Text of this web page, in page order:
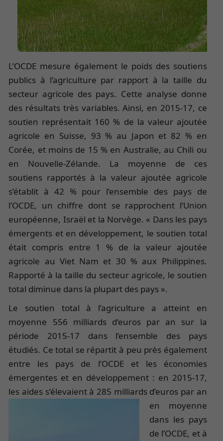
L’OCDE mesure également le poids des soutiens
publics à l’agriculture par rapport à la taille du
secteur agricole des pays. Cette analyse donne
des résultats très variables. Ainsi, en 2015-17, ce
soutien représentait 160 % de la valeur ajoutée
agricole en Suisse, 93 % au Japon et 82 % en
Corée, et moins de 15 % en Australie, au Chili ou
en Nouvelle-Zélande. La moyenne de ces
soutiens rapportés à la valeur ajoutée agricole
s’établit à 42 % pour l’ensemble des pays de
l’OCDE, un chiffre dont se rapprochent l’Union
européenne, Israël et la Norvège. « Dans les pays
émergents et en développement, le soutien total
était compris entre 1 % de la valeur ajoutée
agricole au Viet Nam et 30 % aux Philippines.
Rapporté à la taille du secteur agricole, le soutien
total diminue dans la plupart des pays ».
Le soutien total à l’agriculture a atteint en
moyenne 556 milliards d‘euros par an sur la
période 2015-17 dans l’ensemble des pays
étudiés. Ce total se répartit à peu près également
entre les pays de l’OCDE et les économies
émergentes et en développement : en 2015-17,
les aides s’élevaient à 285 milliards d’euros par an
en moyenne
dans les pays
de l’OCDE, et à